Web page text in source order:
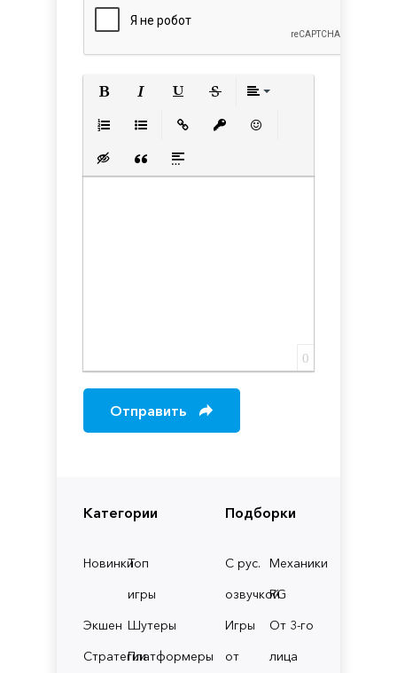
Категории
НовинкиТоп
игры
Экшен Шутеры
СтратегииПлатформеры
Подборки
С рус.
озвучкой
Механики
RG
Игры
от
От 3-го
лица
Вставка скрытого текста
Вставка цитаты
Вставка спойлера
0
Отправить